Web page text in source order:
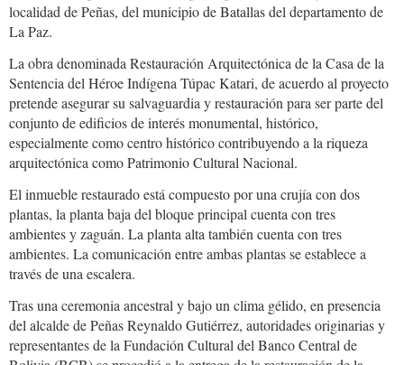
localidad de Peñas, del municipio de Batallas del departamento de
La Paz.
La obra denominada Restauración Arquitectónica de la Casa de la
Sentencia del Héroe Indígena Túpac Katari, de acuerdo al proyecto
pretende asegurar su salvaguardia y restauración para ser parte del
conjunto de edificios de interés monumental, histórico,
especialmente como centro histórico contribuyendo a la riqueza
arquitectónica como Patrimonio Cultural Nacional.
El inmueble restaurado está compuesto por una crujía con dos
plantas, la planta baja del bloque principal cuenta con tres
ambientes y zaguán. La planta alta también cuenta con tres
ambientes. La comunicación entre ambas plantas se establece a
través de una escalera.
Tras una ceremonia ancestral y bajo un clima gélido, en presencia
del alcalde de Peñas Reynaldo Gutiérrez, autoridades originarias y
representantes de la Fundación Cultural del Banco Central de